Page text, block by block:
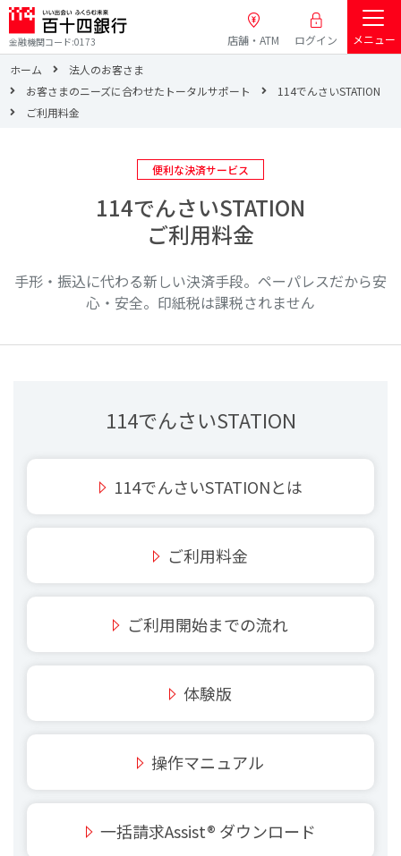
金融機関コード:0173 店舗・ATM ログイン
メニュー
ホーム
法人のお客さま
お客さまのニーズに合わせたトータルサポート
114でんさいSTATION
ご利用料金
便利な決済サービス
114でんさいSTATION
ご利用料金
手形・振込に代わる新しい決済手段。ペーパレスだから安
心・安全。印紙税は課税されません
114でんさいSTATION
114でんさいSTATIONとは
ご利用料金
ご利用開始までの流れ
体験版
操作マニュアル
一括請求Assist® ダウンロード